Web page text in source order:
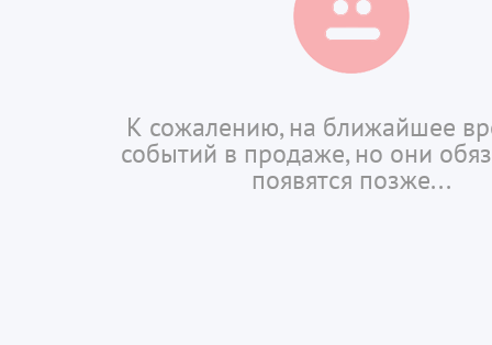
К сожалению, на ближайшее
событий в продаже, но они
появятся позже...